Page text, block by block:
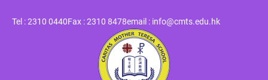
Tel : 2310 0440Fax : 2310 8478email : info@cmts.edu.hk